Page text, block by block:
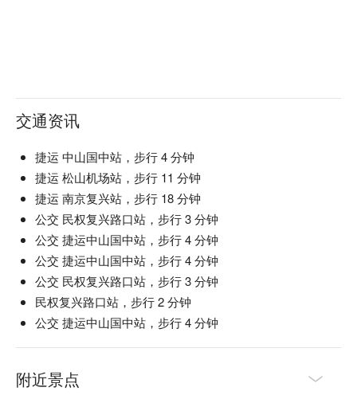
交通资讯
捷运 中山国中站，步行 4 分钟
捷运 松山机场站，步行 11 分钟
捷运 南京复兴站，步行 18 分钟
公交 民权复兴路口站，步行 3 分钟
公交 捷运中山国中站，步行 4 分钟
公交 捷运中山国中站，步行 4 分钟
公交 民权复兴路口站，步行 3 分钟
民权复兴路口站，步行 2 分钟
公交 捷运中山国中站，步行 4 分钟
附近景点